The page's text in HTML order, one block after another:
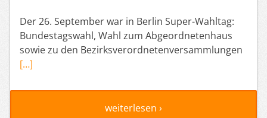
Der 26. September war in Berlin Super-Wahltag:
Bundestagswahl, Wahl zum Abgeordnetenhaus
sowie zu den Bezirksverordnetenversammlungen
[…]
weiterlesen ›